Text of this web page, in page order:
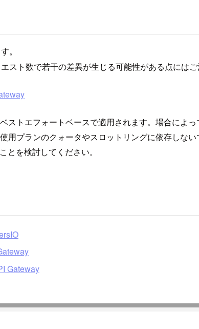
。
ト数で若干の差異が生じる可能性がある点にはご
トエフォートベースで適用されます。場合によ
プランのクォータやスロットリングに依存しな
とを検討してください。
Gateway